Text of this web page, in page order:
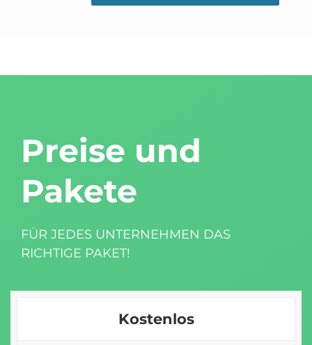
Preise und
Pakete
FÜR JEDES UNTERNEHMEN DAS
RICHTIGE PAKET!
Kostenlos